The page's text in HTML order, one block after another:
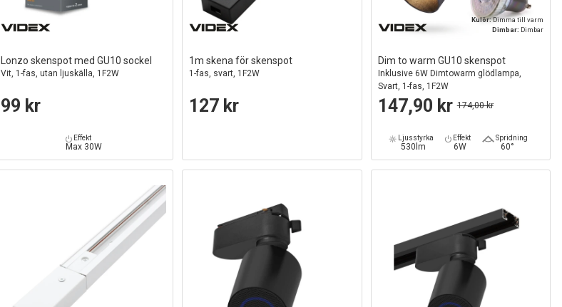
Lonzo skenspot med GU10 sockel
Vit, 1-fas, utan ljuskälla, 1F2W
99 kr
Effekt
Max 30W
1m skena för skenspot
1-fas, svart, 1F2W
127 kr
Kulör:Dimma till varm
Dimbar: Dimbar
Dim to warm GU10 skenspot
Inklusive 6W Dimtowarm glödlampa,
Svart, 1-fas, 1F2W
147,90 kr174,00 kr
Ljusstyrka
530lm
Effekt
6W
Spridning
60°